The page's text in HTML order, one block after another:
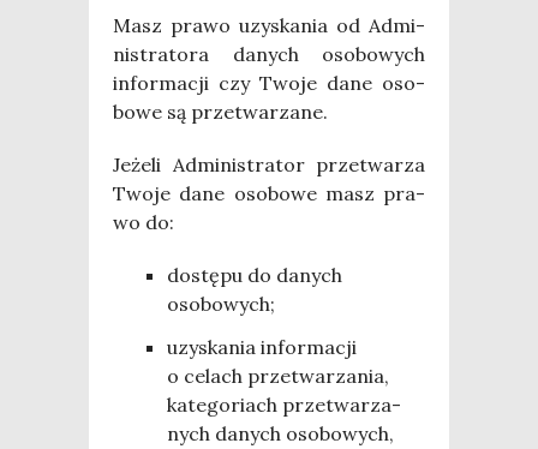
Masz pra­wo uzy­ska­nia od Admi­
ni­stra­to­ra danych oso­bo­wych
infor­ma­cji czy Two­je dane oso­
bo­we są przetwarzane.
Jeże­li Admi­ni­stra­tor prze­twa­rza
Two­je dane oso­bo­we masz pra­
wo do:
dostę­pu do danych
osobowych;
uzy­ska­nia infor­ma­cji
o celach prze­twa­rza­nia,
kate­go­riach prze­twa­rza­
nych danych oso­bo­wych,